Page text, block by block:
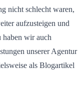
nicht schlecht waren,
aufzusteigen und
haben wir auch
unserer Agentur
als Blogartikel